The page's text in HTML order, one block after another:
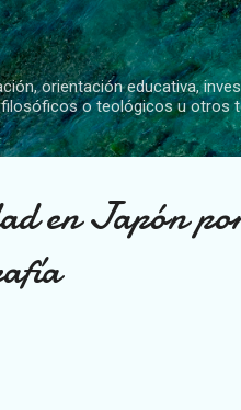
Ir al contenido principal
orientación educativa,
o teológicos u otros
en Japón